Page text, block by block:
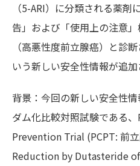
（5-ARI）に分類される薬
告」および「使用上の注意
（高悪性度前立腺癌）と診
いう新しい安全性情報が追加
背景：今回の新しい安全性
ダム化比較対照試験である
Prevention Trial (PCPT: 前
Reduction by Dutasteride